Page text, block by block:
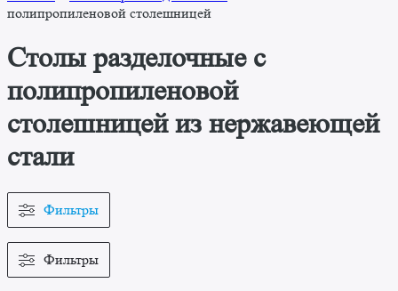
полипропиленовой столешницей
Столы разделочные с
полипропиленовой
столешницей из нержавеющей
стали
Фильтры
Фильтры